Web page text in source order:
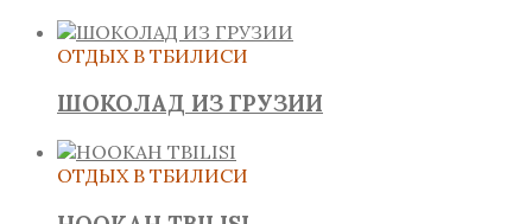
ОТДЫХ В ТБИЛИСИ
ШОКОЛАД ИЗ ГРУЗИИ
ОТДЫХ В ТБИЛИСИ